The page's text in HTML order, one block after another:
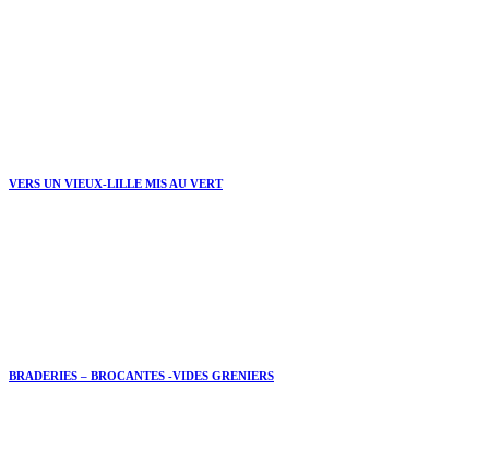
VERS UN VIEUX-LILLE MIS AU VERT
BRADERIES – BROCANTES -VIDES GRENIERS